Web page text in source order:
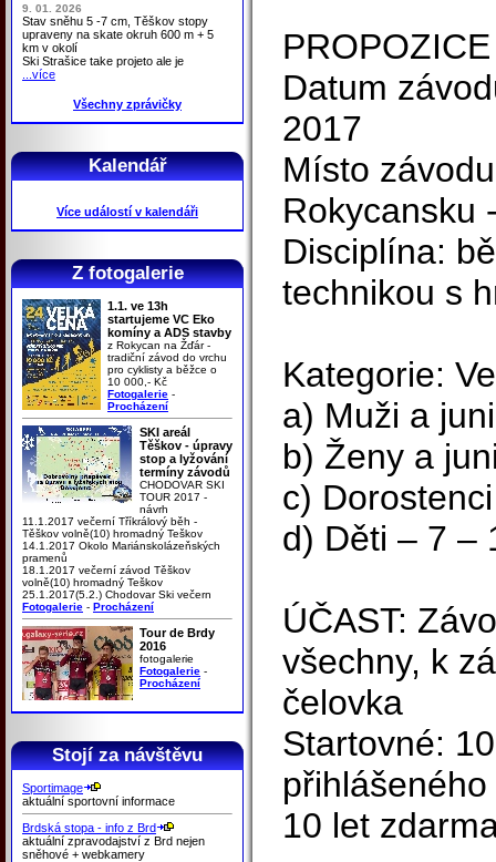
9. 01. 2026
Stav sněhu 5 -7 cm, Těškov stopy
upraveny na skate okruh 600 m + 5
km v okolí
Ski Strašice take projeto ale je
...více
Všechny zprávičky
Kalendář
Více událostí v kalendáři
Z fotogalerie
1.1. ve 13h
startujeme VC Eko
komíny a ADS stavby
z Rokycan na Žďár -
tradiční závod do vrchu
pro cyklisty a běžce o
10 000,- Kč
Fotogalerie -
Procházení
SKI areál
Těškov - úpravy
stop a lyžování
termíny závodů
CHODOVAR SKI
TOUR 2017 -
návrh
11.1.2017 večerní Tříkrálový běh -
Těškov volně(10) hromadný Teškov
14.1.2017 Okolo Mariánskolázeňských
pramenů
18.1.2017 večerní závod Těškov
volně(10) hromadný Teškov
25.1.2017(5.2.) Chodovar Ski večern
Fotogalerie - Procházení
Tour de Brdy
2016
fotogalerie
Fotogalerie -
Procházení
Stojí za návštěvu
Sportimage
aktuální sportovní informace
Brdská stopa - info z Brd
aktuální zpravodajství z Brd nejen
sněhové + webkamery
PROPOZICE
Datum
2017
Místo
Rokycansku
Disciplína:
technikou s
Kategorie:
a) Muži a
b) Ženy a
c)
d) Děti – 7 –
ÚČAST:
všechny, k
čelovka
Startovné:
10 let